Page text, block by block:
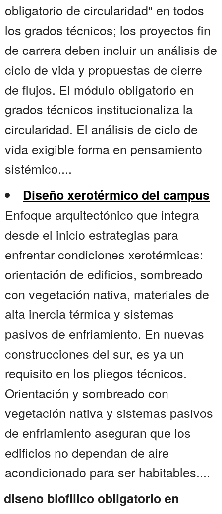
obligatorio de circularidad" en todos
los grados técnicos; los proyectos fin
de carrera deben incluir un análisis de
ciclo de vida y propuestas de cierre
de flujos. El módulo obligatorio en
grados técnicos institucionaliza la
circularidad. El análisis de ciclo de
vida exigible forma en pensamiento
sistémico....
Diseño xerotérmico del campus
Enfoque arquitectónico que integra
desde el inicio estrategias para
enfrentar condiciones xerotérmicas:
orientación de edificios, sombreado
con vegetación nativa, materiales de
alta inercia térmica y sistemas
pasivos de enfriamiento. En nuevas
construcciones del sur, es ya un
requisito en los pliegos técnicos.
Orientación y sombreado con
vegetación nativa y sistemas pasivos
de enfriamiento aseguran que los
edificios no dependan de aire
acondicionado para ser habitables....
diseno biofilico obligatorio en